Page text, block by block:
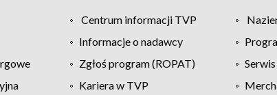
Centrum informacji TVP
Informacje o nadawcy
Zgłoś program (ROPAT)
Kariera w TVP